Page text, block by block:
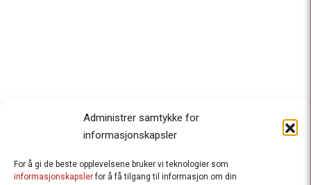
Administrer samtykke for
informasjonskapsler
For å gi de beste opplevelsene bruker vi teknologier som
informasjonskapslerfor å få tilgang til informasjon om din
Besteforeldrenes klimaaksjon